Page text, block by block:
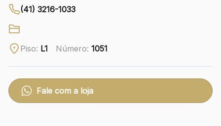
CONTATO
(41) 3216-1600
(41) 3216-1033
Piso: L1 Número: 1051
Fale com a loja